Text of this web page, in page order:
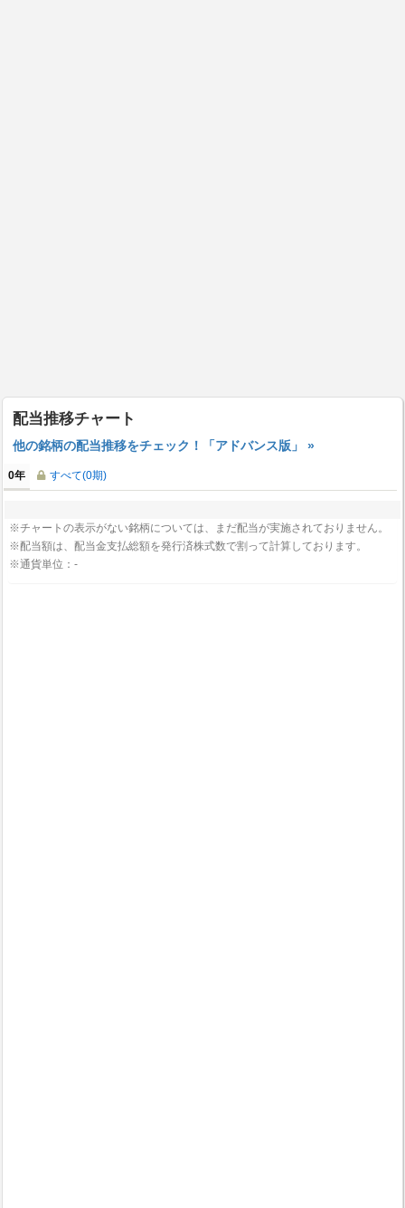
配当推移チャート
他の銘柄の配当推移をチェック！「アドバンス版」 »
0年 すべて(0期)
※チャートの表示がない銘柄については、まだ配当が実施されておりません。
※配当額は、配当金支払総額を発行済株式数で割って計算しております。
※通貨単位：-